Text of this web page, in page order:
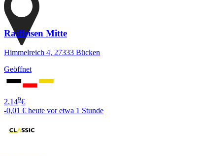
Raiffeisen Mitte
Himmelreich 4, 27333 Bücken
Geöffnet
2,149€
-0,01 € heute vor etwa 1 Stunde